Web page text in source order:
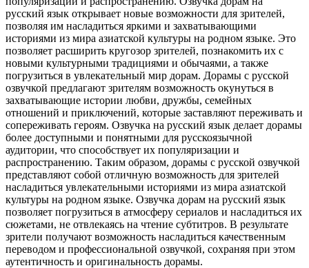
русский язык открывает новые возможности для зрителей,
позволяя им насладиться яркими и захватывающими
историями из мира азиатской культуры на родном языке. Это
позволяет расширить кругозор зрителей, познакомить их с
новыми культурными традициями и обычаями, а также
погрузиться в увлекательный мир дорам. Дорамы с русской
озвучкой предлагают зрителям возможность окунуться в
захватывающие истории любви, дружбы, семейных
отношений и приключений, которые заставляют переживать и
сопереживать героям. Озвучка на русский язык делает дорамы
более доступными и понятными для русскоязычной
аудитории, что способствует их популяризации и
распространению. Таким образом, дорамы с русской озвучкой
представляют собой отличную возможность для зрителей
насладиться увлекательными историями из мира азиатской
культуры на родном языке. Озвучка дорам на русский язык
позволяет погрузиться в атмосферу сериалов и насладиться их
сюжетами, не отвлекаясь на чтение субтитров. В результате
зрители получают возможность насладиться качественным
переводом и профессиональной озвучкой, сохраняя при этом
аутентичность и оригинальность дорамы.